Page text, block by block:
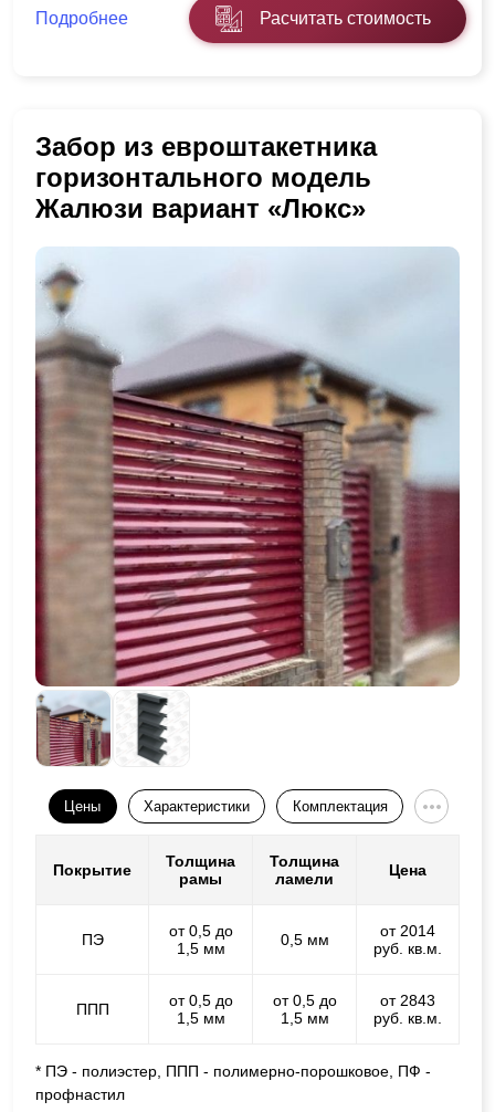
Подробнее Расчитать стоимость
Забор из евроштакетника
горизонтального модель
Жалюзи вариант «Люкс»
Цены Характеристики Комплектация
Покрытие
Толщина
рамы
Толщина
ламели
Цена
ПЭ
от 0,5 до
1,5 мм
0,5 мм
от 2014
руб. кв.м.
ППП
от 0,5 до
1,5 мм
от 0,5 до
1,5 мм
от 2843
руб. кв.м.
* ПЭ - полиэстер, ППП - полимерно-порошковое, ПФ -
профнастил